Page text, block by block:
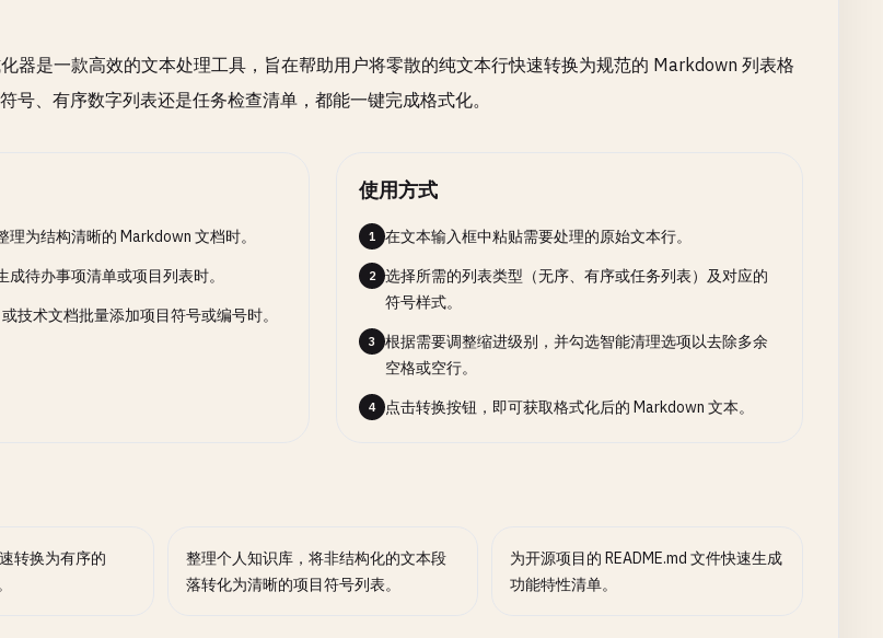
器是一款高效的文本处理工具，旨在帮助用户将零散的纯文本行快速转换为规范的 Markdown 列表格
号、有序数字列表还是任务检查清单，都能一键完成格式化。
为结构清晰的 Markdown 文档时。
成待办事项清单或项目列表时。
或技术文档批量添加项目符号或编号时。
使用方式
1 在文本输入框中粘贴需要处理的原始文本行。
2
选择所需的列表类型（无序、有序或任务列表）及对应的
符号样式。
3
根据需要调整缩进级别，并勾选智能清理选项以去除多余
空格或空行。
4 点击转换按钮，即可获取格式化后的 Markdown 文本。
转换为有序的
整理个人知识库，将非结构化的文本段
落转化为清晰的项目符号列表。
为开源项目的 README.md 文件快速生成
功能特性清单。